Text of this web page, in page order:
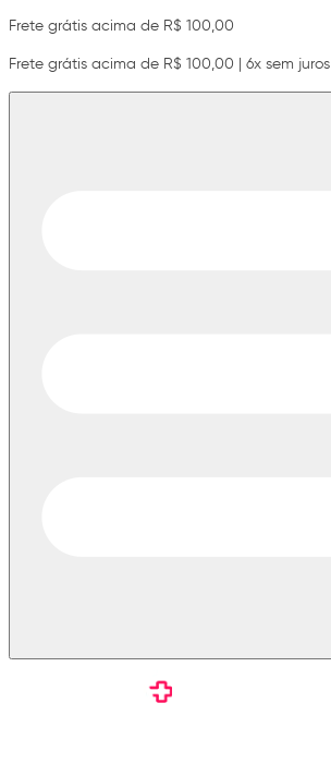
Frete grátis acima de R$ 100,00
Frete grátis acima de R$ 100,00 | 6x sem juros